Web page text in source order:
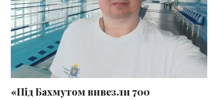
«Під Бахмутом вивезли 700